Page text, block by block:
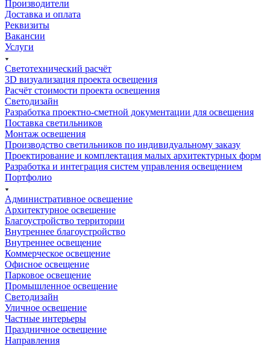
Производители
Доставка и оплата
Реквизиты
Вакансии
Услуги
Светотехнический расчёт
3D визуализация проекта освещения
Расчёт стоимости проекта освещения
Светодизайн
Разработка проектно-сметной документации для освещения
Поставка светильников
Монтаж освещения
Производство светильников по индивидуальному заказу
Проектирование и комплектация малых архитектурных форм
Разработка и интеграция систем управления освещением
Портфолио
Административное освещение
Архитектурное освещение
Благоустройство территории
Внутреннее благоустройство
Внутреннее освещение
Коммерческое освещение
Офисное освещение
Парковое освещение
Промышленное освещение
Светодизайн
Уличное освещение
Частные интерьеры
Праздничное освещение
Направления